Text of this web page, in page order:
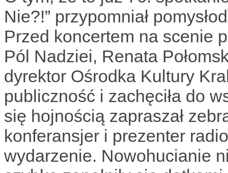
Nie?!” przypomniał
Przed koncertem na scenie
Pól Nadziei, Renata
dyrektor Ośrodka Kultury
publiczność i zachęciła do
się hojnością zapraszał
konferansjer i prezenter
wydarzenie. Nowohucianie